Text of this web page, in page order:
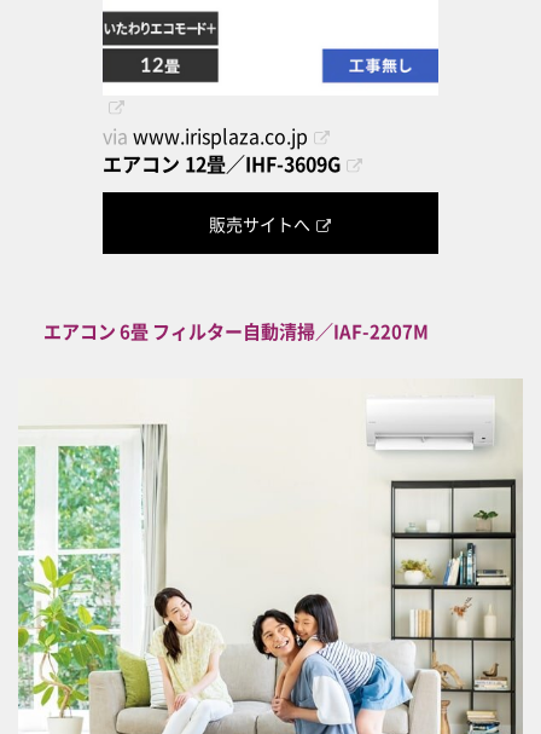
via www.irisplaza.co.jp
エアコン 12畳／IHF-3609G
販売サイトへ
エアコン 6畳 フィルター自動清掃／IAF-2207M